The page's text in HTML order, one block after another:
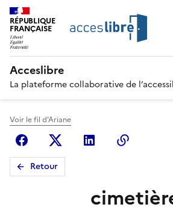
RÉPUBLIQUE
FRANÇAISE
Acceslibre
La plateforme collaborative de
Voir le fil d'Ariane
FacebookX (anciennement
Linkedin
Retour